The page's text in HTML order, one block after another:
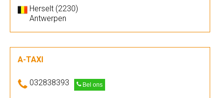
Herselt (2230)
Antwerpen
A-TAXI
032838393 Bel ons